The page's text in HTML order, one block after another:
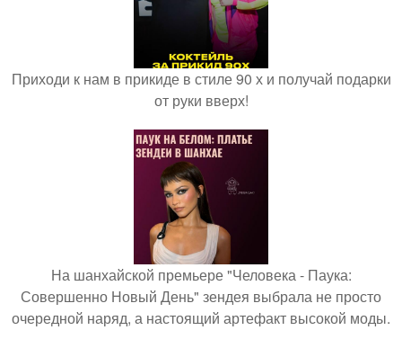
Приходи к нам в прикиде в стиле 90 х и получай подарки
от руки вверх!
На шанхайской премьере "Человека - Паука:
Совершенно Новый День" зендея выбрала не просто
очередной наряд, а настоящий артефакт высокой моды.